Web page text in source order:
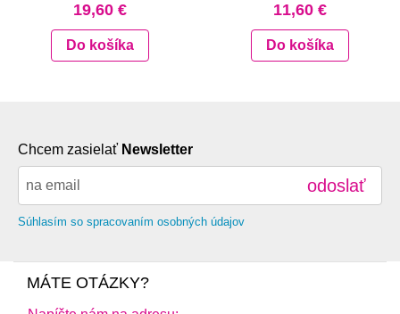
19,60 €
Do košíka
11,60 €
Do košíka
Chcem zasielať Newsletter
odoslať
Súhlasím so spracovaním osobných údajov
MÁTE OTÁZKY?